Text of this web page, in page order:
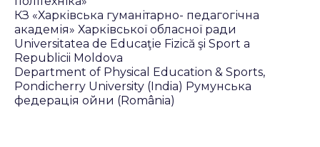
КЗ «Харківська гуманітарно- педагогічна
академія» Харківської обласної ради
Universitatea de Educaţie Fizică şi Sport a
Republicii Moldova
Department of Physical Education & Sports,
Pondicherry University (India) Румунська
федерація ойни (România)